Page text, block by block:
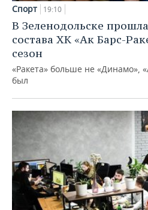
Спорт 19:10
В Зеленодольске
состава ХК «Ак Барс-
сезон
«Ракета» больше не «Динамо»,
был